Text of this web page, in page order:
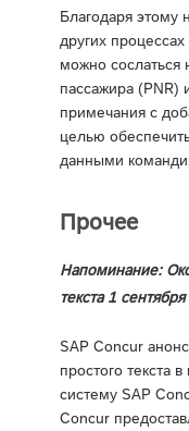
Благодаря этому
других
можно сослаться
пассажира (PNR)
примечания с
целью
данными
Прочее
Напоминание:
текста 1
SAP Concur
простого текста
систему SAP
Concur